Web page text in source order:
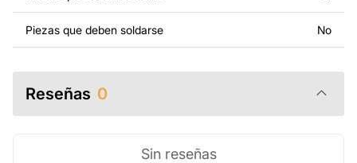
Piezas que deben soldarse No
Reseñas 0
Sin reseñas